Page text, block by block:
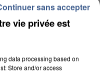
vie privée est
data processing based on
Store and/or access
sans accepter